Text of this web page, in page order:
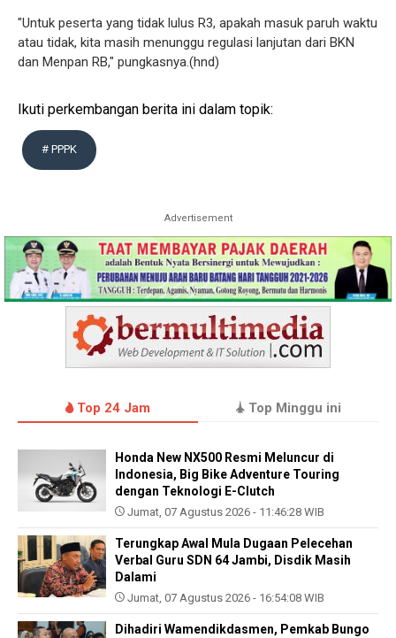
"Untuk peserta yang tidak lulus R3, apakah masuk paruh waktu
atau tidak, kita masih menunggu regulasi lanjutan dari BKN
dan Menpan RB," pungkasnya.(hnd)
Ikuti perkembangan berita ini dalam topik:
# PPPK
Advertisement
Top 24 Jam Top Minggu ini
Honda New NX500 Resmi Meluncur di
Indonesia, Big Bike Adventure Touring
dengan Teknologi E-Clutch
Jumat, 07 Agustus 2026 - 11:46:28 WIB
Terungkap Awal Mula Dugaan Pelecehan
Verbal Guru SDN 64 Jambi, Disdik Masih
Dalami
Jumat, 07 Agustus 2026 - 16:54:08 WIB
Dihadiri Wamendikdasmen, Pemkab Bungo